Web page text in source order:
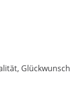
Glückwunsch